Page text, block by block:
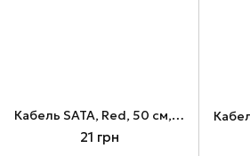
Кабель SATA, Red, 50 см, Atcom (3797)
21 грн